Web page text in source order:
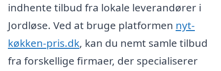
indhente tilbud fra lokale leverandører i
Jordløse. Ved at bruge platformen nyt-
køkken-pris.dk, kan du nemt samle tilbud
fra forskellige firmaer, der specialiserer